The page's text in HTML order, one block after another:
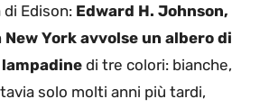
Edison: Edward H. Johnson,
New York avvolse un albero di
di tre colori: bianche,
solo molti anni più tardi,